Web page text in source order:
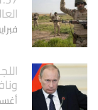
فبراير 17, 2017
ونافدكس